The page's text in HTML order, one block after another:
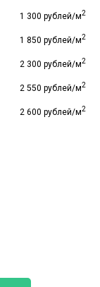
1 300 рублей/м2
1 850 рублей/м2
2 300 рублей/м2
2 550 рублей/м2
2 600 рублей/м2